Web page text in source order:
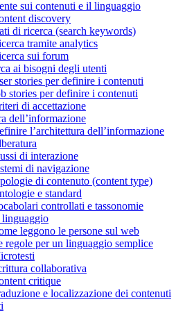
sui contenuti e il linguaggio
discovery
di ricerca (search keywords)
tramite analytics
sui forum
ai bisogni degli utenti
stories per definire i contenuti
stories per definire i contenuti
di accettazione
dell’informazione
l’architettura dell’informazione
di interazione
di navigazione
di contenuto (content type)
e standard
controllati e tassonomie
linguaggio
leggono le persone sul web
regole per un linguaggio semplice
collaborativa
critique
e localizzazione dei contenuti